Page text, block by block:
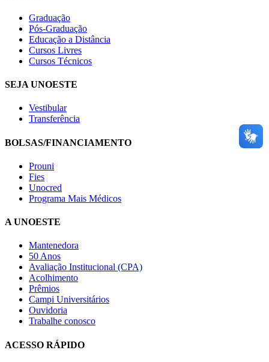
Graduação
Pós-Graduação
Educação a Distância
Cursos Livres
Cursos Técnicos
SEJA UNOESTE
Vestibular
Transferência
BOLSAS/FINANCIAMENTO
Prouni
Fies
Unocred
Programa Mais Médicos
A UNOESTE
Mantenedora
50 Anos
Avaliação Institucional (CPA)
Acolhimento
Prêmios
Campi Universitários
Ouvidoria
Trabalhe conosco
ACESSO RÁPIDO